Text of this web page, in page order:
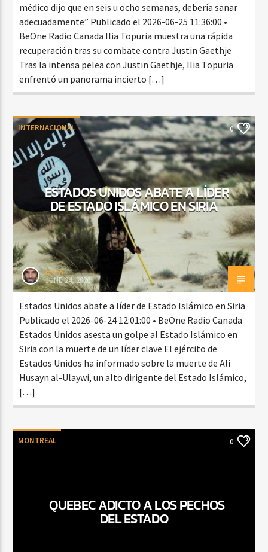
médico dijo que en seis u ocho semanas, debería sanar
adecuadamente” Publicado el 2026-06-25 11:36:00 •
BeOne Radio Canada Ilia Topuria muestra una rápida
recuperación tras su combate contra Justin Gaethje
Tras la intensa pelea con Justin Gaethje, Ilia Topuria
enfrentó un panorama incierto […]
INTERNACIONAL 0
ESTADOS UNIDOS ABATE A LÍDER
DE ESTADO ISLÁMICO EN SIRIA
rasco
JUNE 24, 2026
Estados Unidos abate a líder de Estado Islámico en Siria
Publicado el 2026-06-24 12:01:00 • BeOne Radio Canada
Estados Unidos asesta un golpe al Estado Islámico en
Siria con la muerte de un líder clave El ejército de
Estados Unidos ha informado sobre la muerte de Ali
Husayn al-Ulaywi, un alto dirigente del Estado Islámico,
[…]
MONTREAL 0
QUEBEC ADICTO A LOS PECHOS
DEL ESTADO